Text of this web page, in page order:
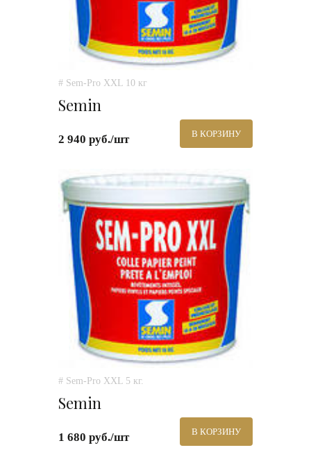
# Sem-Pro XXL 10 кг
Semin
2 940 руб./шт В КОРЗИНУ
# Sem-Pro XXL 5 кг.
Semin
1 680 руб./шт В КОРЗИНУ